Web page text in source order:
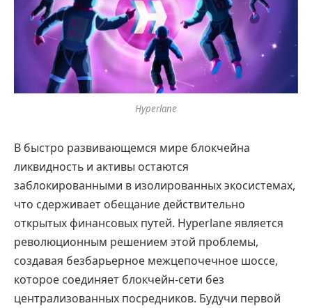
Hyperlane
В быстро развивающемся мире блокчейна
ликвидность и активы остаются
заблокированными в изолированных экосистемах,
что сдерживает обещание действительно
открытых финансовых путей. Hyperlane является
революционным решением этой проблемы,
создавая безбарьерное межцепочечное шоссе,
которое соединяет блокчейн-сети без
централизованных посредников. Будучи первой